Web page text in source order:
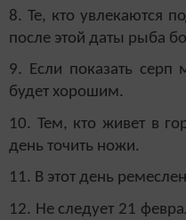
8. Те, кто увлекаются
после этой даты рыба
9. Если показать
будет хорошим.
10. Тем, кто живет в
день точить ножи.
11. В этот день
12. Не следует 21